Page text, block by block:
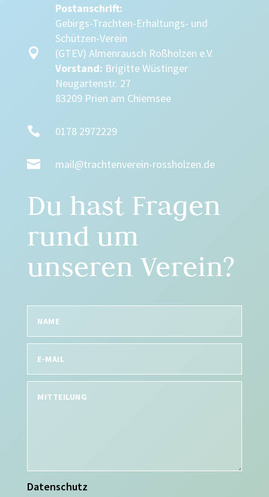

Postanschrift:
Gebirgs-Trachten-Erhaltungs- und
Schützen-Verein
(GTEV) Almenrausch Roßholzen e.V.
Vorstand: Brigitte Wüstinger
Neugartenstr. 27
83209 Prien am Chiemsee
 0178 2972229
 mail@trachtenverein-rossholzen.de
Du hast Fragen
rund um
unseren Verein?
Datenschutz